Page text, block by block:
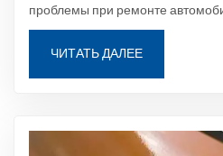
проблемы при ремонте
грунтовки — распространённая
восстановлении автомобиля,
внешний вид и долговечность
ЧИТАТЬ ДАЛЕЕ